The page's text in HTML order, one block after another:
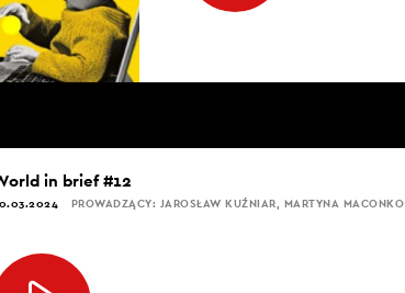
in brief #12
PROWADZĄCY: JAROSŁAW KUŹNIAR, MARTYNA MACONKO